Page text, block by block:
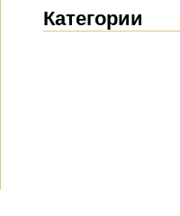
Категории